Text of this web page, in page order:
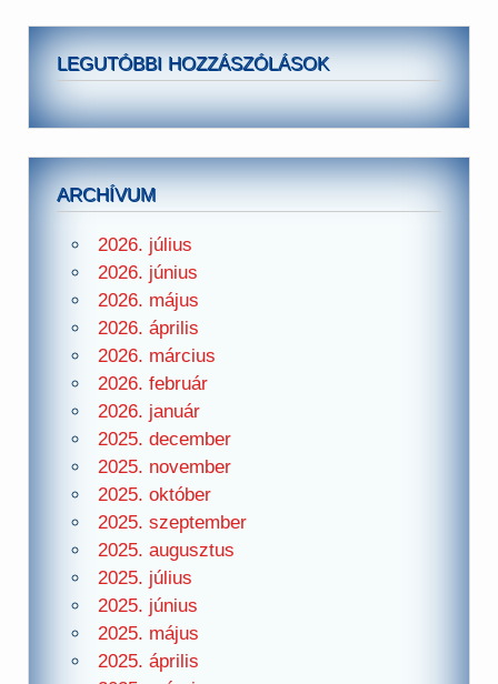
LEGUTÓBBI HOZZÁSZÓLÁSOK
ARCHÍVUM
2026. július
2026. június
2026. május
2026. április
2026. március
2026. február
2026. január
2025. december
2025. november
2025. október
2025. szeptember
2025. augusztus
2025. július
2025. június
2025. május
2025. április